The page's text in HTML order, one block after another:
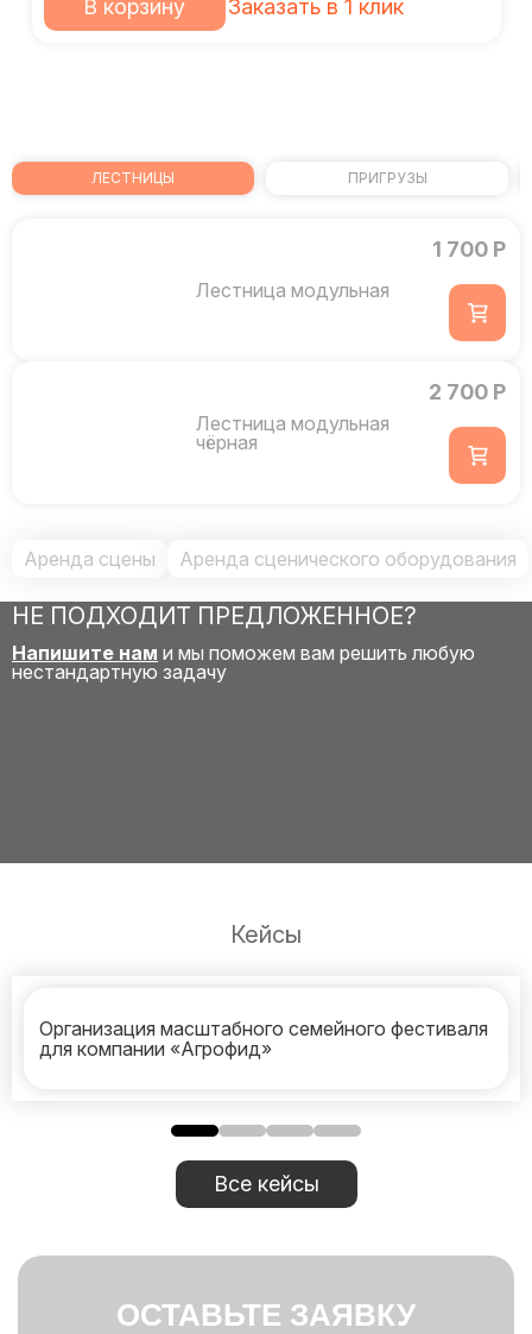
В корзину Заказать в 1 клик
ЛЕСТНИЦЫ ПРИГРУЗЫ
Лестница модульная
1 700 Р
Лестница модульная
чёрная
2 700 Р
Аренда сцены Аренда сценического оборудования
НЕ ПОДХОДИТ ПРЕДЛОЖЕННОЕ?
Напишите нам и мы поможем вам решить любую
нестандартную задачу
Кейсы
Организация масштабного семейного фестиваля
для компании «Агрофид»
Все кейсы
ОСТАВЬТЕ ЗАЯВКУ